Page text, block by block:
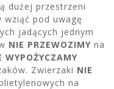
dużej przestrzeni
wziąć pod uwagę
jadących jednym
NIE PRZEWOZIMY na
WYPOŻYCZAMY
Zwierzaki NIE
na